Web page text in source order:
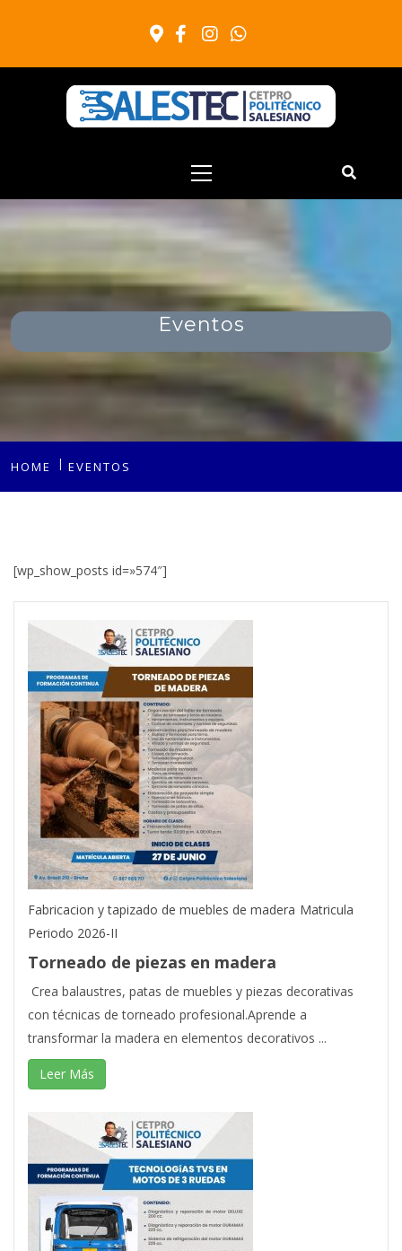
Salestec
Eventos
HOME EVENTOS
[wp_show_posts id=»574″]
Fabricacion y tapizado de muebles de madera Matricula
Periodo 2026-II
Torneado de piezas en madera
Crea balaustres, patas de muebles y piezas decorativas
con técnicas de torneado profesional.Aprende a
transformar la madera en elementos decorativos ...
Leer Más